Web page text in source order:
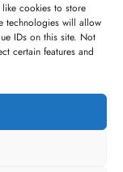
cookies to store
technologies will allow
IDs on this site. Not
certain features and